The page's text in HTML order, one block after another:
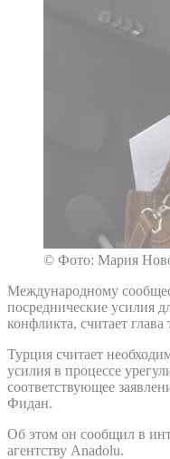
© Фото: Мария
Международному
посреднические усилия
конфликта, считает
Турция считает
усилия в процессе
соответствующее
Фидан.
Об этом он сообщил в
агентству Anadolu.